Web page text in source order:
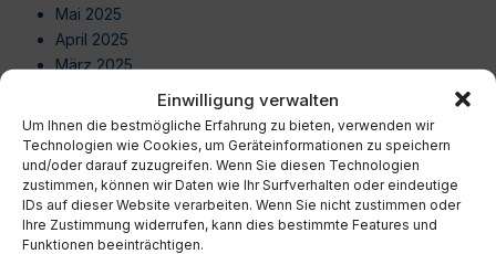
Einwilligung verwalten
Um Ihnen die bestmögliche Erfahrung zu bieten, verwenden wir
Technologien wie Cookies, um Geräteinformationen zu speichern
und/oder darauf zuzugreifen. Wenn Sie diesen Technologien
zustimmen, können wir Daten wie Ihr Surfverhalten oder eindeutige
IDs auf dieser Website verarbeiten. Wenn Sie nicht zustimmen oder
Ihre Zustimmung widerrufen, kann dies bestimmte Features und
Funktionen beeinträchtigen.
Mai 2025
April 2025
März 2025
Dezember 2024
November 2024
Oktober 2024
September 2024
August 2024